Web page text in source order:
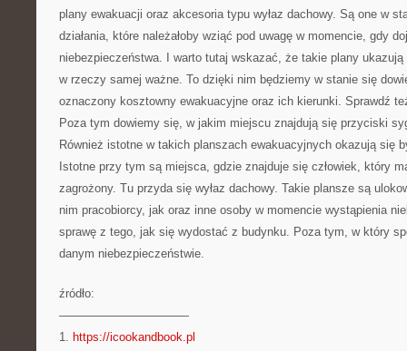
plany ewakuacji oraz akcesoria typu wyłaz dachowy. Są one w
działania, które należałoby wziąć pod uwagę w momencie, gdy
niebezpieczeństwa. I warto tutaj wskazać, że takie plany
w rzeczy samej ważne. To dzięki nim będziemy w stanie się
oznaczony kosztowny ewakuacyjne oraz ich kierunki. Sprawdź
Poza tym dowiemy się, w jakim miejscu znajdują się przyciski
Również istotne w takich planszach ewakuacyjnych okazują się
Istotne przy tym są miejsca, gdzie znajduje się człowiek, który
zagrożony. Tu przyda się wyłaz dachowy. Takie plansze są
nim pracobiorcy, jak oraz inne osoby w momencie wystąpienia
sprawę z tego, jak się wydostać z budynku. Poza tym, w który
danym niebezpieczeństwie.
źródło:
———————————
1. https://icookandbook.pl